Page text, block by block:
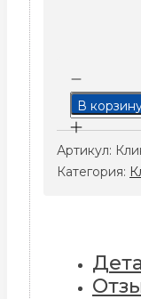
Количество
товара
Клиновой
ремень
XPZ
В
Артикул:
Категория: